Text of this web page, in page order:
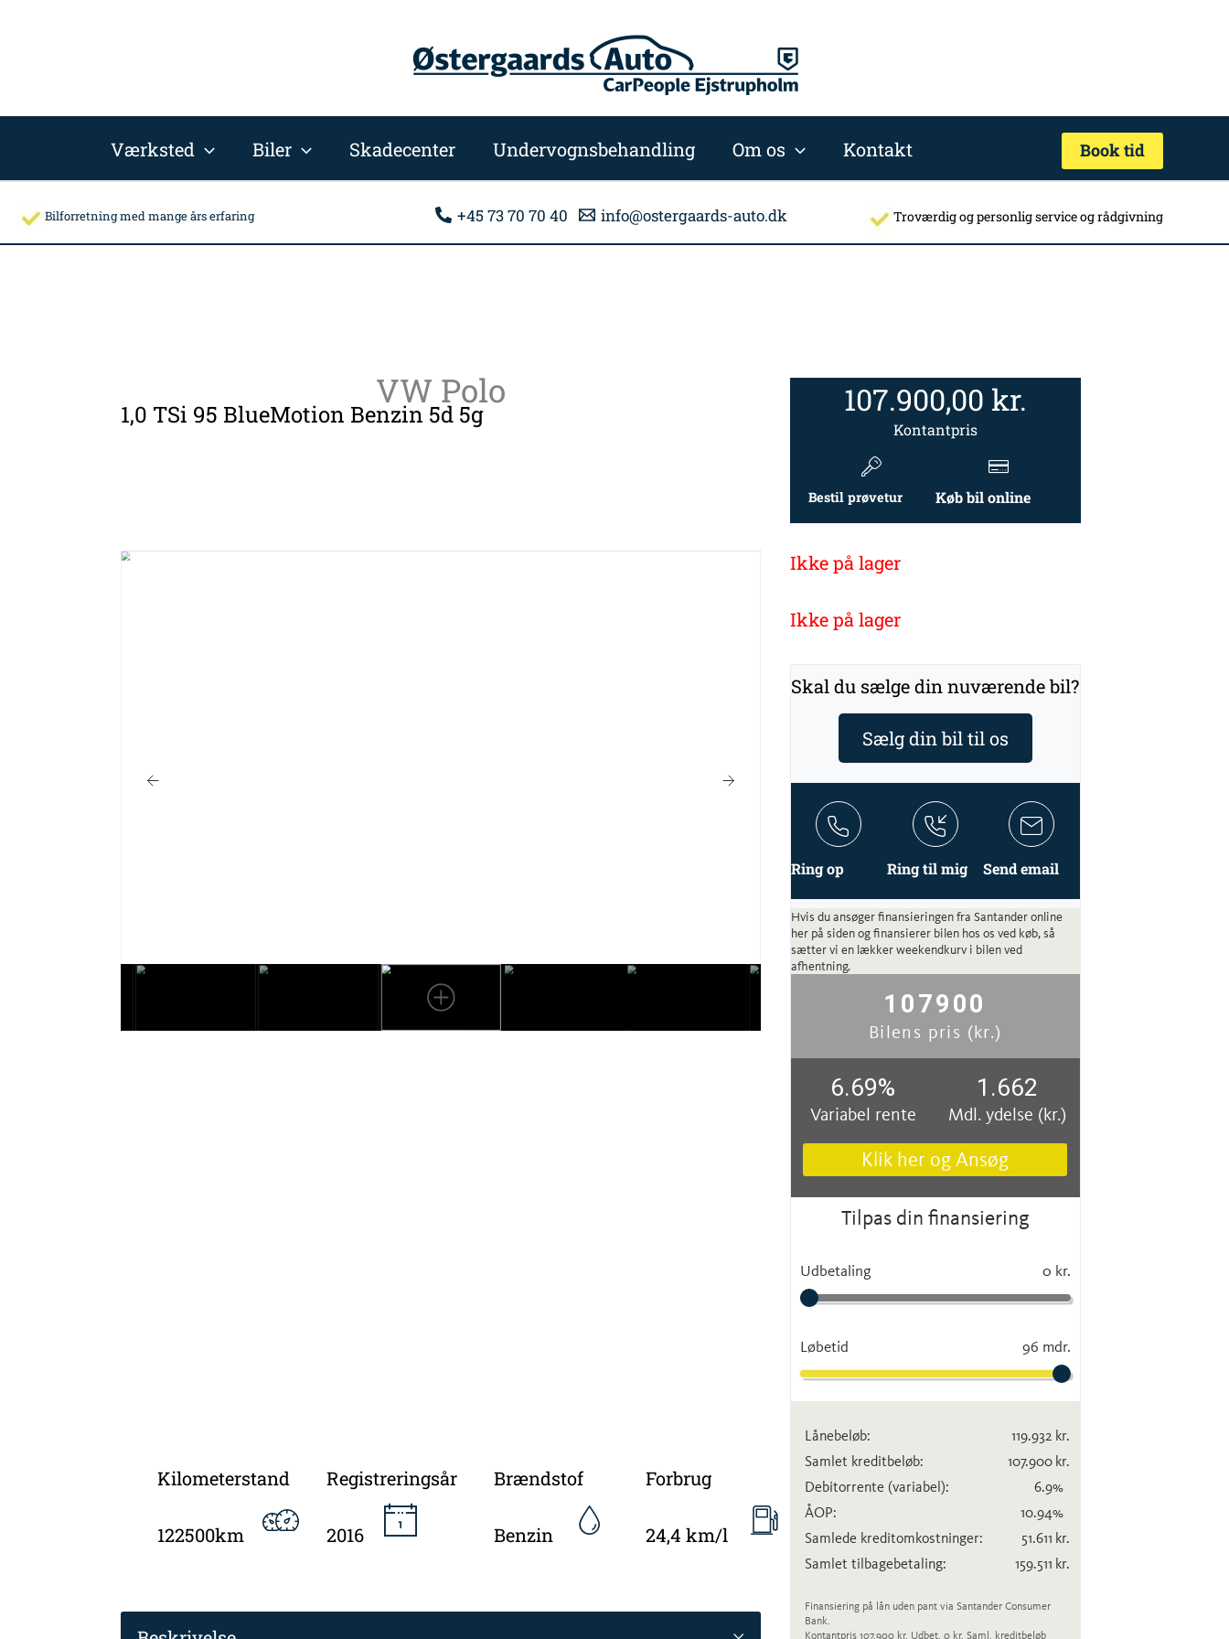
Værksted Biler Skadecenter Undervognsbehandling Om os Kontakt Book tid
Bilforretning med mange års erfaring +45 73 70 70 40 info@ostergaards-auto.dk Troværdig og personlig service og rådgivning
VW Polo
1,0 TSi 95 BlueMotion Benzin 5d 5g 107.900,00 kr.
Kontantpris
Bestil prøvetur Køb bil online
Kilometerstand
122500km
Registreringsår
2016
Brændstof
Benzin
Forbrug
24,4 km/l
Ikke på lager
Ikke på lager
Skal du sælge din nuværende bil?
Sælg din bil til os
Ring op Ring til mig Send email
Hvis du ansøger finansieringen fra Santander online
her på siden og finansierer bilen hos os ved køb, så
sætter vi en lækker weekendkurv i bilen ved
afhentning.
107900
Bilens pris (kr.)
6.69%
Variabel rente
1.662
Mdl. ydelse (kr.)
Klik her og Ansøg
Tilpas din finansiering
Udbetaling 0 kr.
Løbetid 96 mdr.
Lånebeløb: 119.932 kr.
Samlet kreditbeløb:
107.900 kr.
Debitorrente (variabel): 6.9%
ÅOP:
10.94%
Samlede kreditomkostninger:
51.611 kr.
Samlet tilbagebetaling:
159.511 kr.
Finansiering på lån uden pant via Santander Consumer
Bank.
Kontantpris 107.900 kr. Udbet. 0 kr. Saml. kreditbeløb